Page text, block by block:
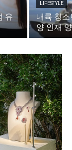
유
LIFESTYLE
내륙 청소
양 인재